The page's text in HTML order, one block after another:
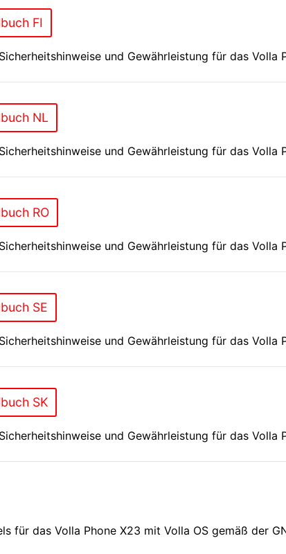
FI
und Gewährleistung für das
NL
und Gewährleistung für das
RO
und Gewährleistung für das
SE
und Gewährleistung für das
SK
und Gewährleistung für das
für das Volla Phone X23 mit Volla OS gemäß der